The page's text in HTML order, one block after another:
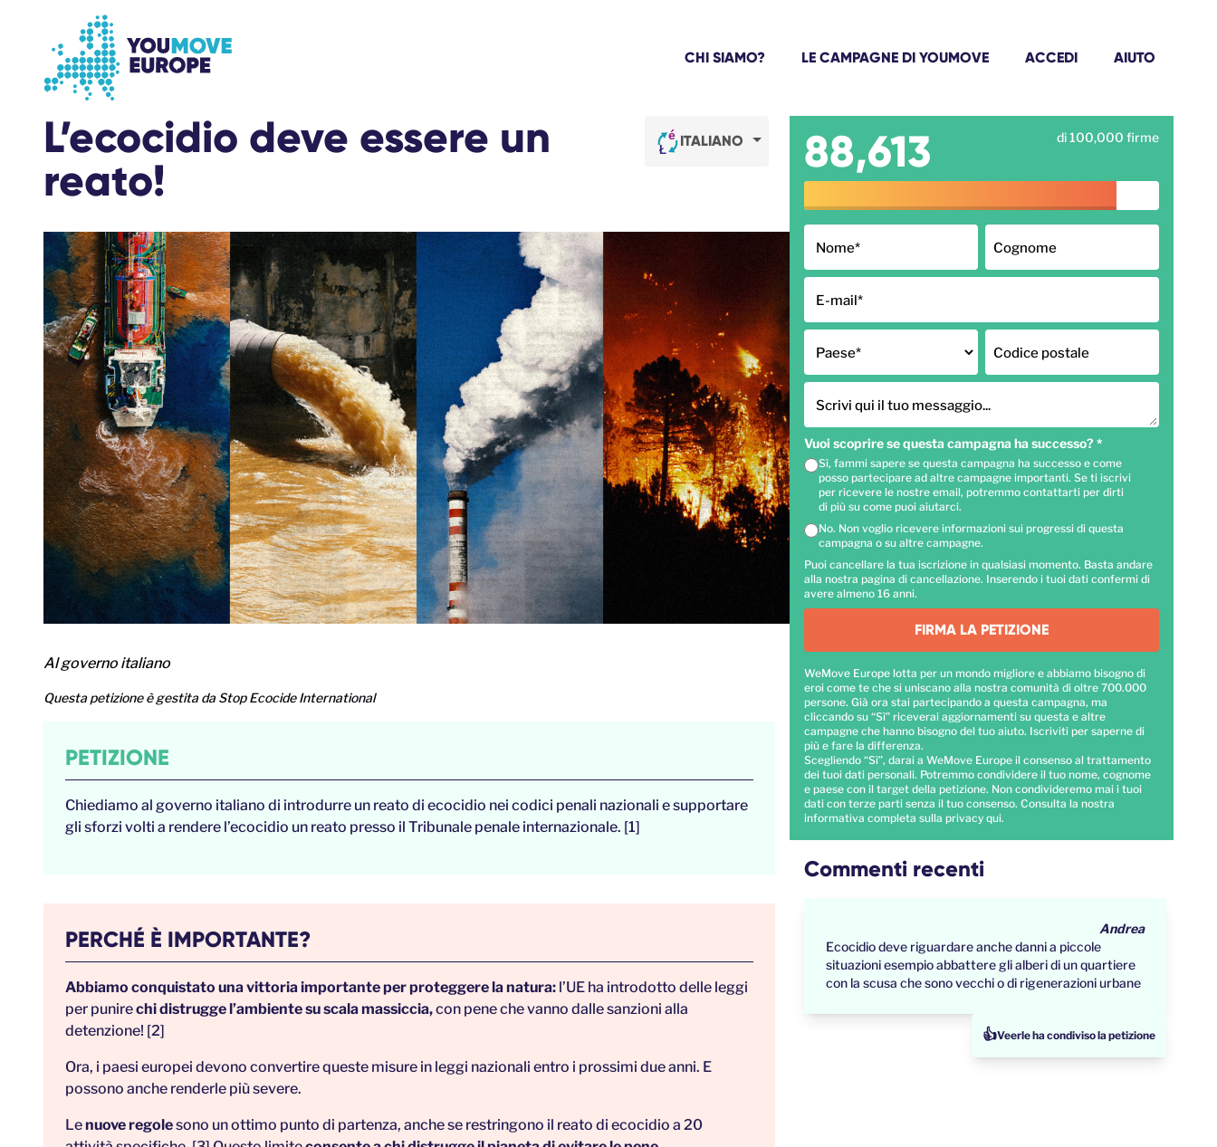
CHI SIAMO? LE CAMPAGNE DI YOUMOVE ACCEDI AIUTO
ITALIANO
L’ecocidio deve essere un
reato!
Al governo italiano
Questa petizione è gestita da Stop Ecocide International
PETIZIONE
Chiediamo al governo italiano di introdurre un reato di ecocidio nei codici penali nazionali e supportare
gli sforzi volti a rendere l’ecocidio un reato presso il Tribunale penale internazionale. [1]
PERCHÉ È IMPORTANTE?
Abbiamo conquistato una vittoria importante per proteggere la natura: l’UE ha introdotto delle leggi
per punirechi distrugge l’ambiente su scala massiccia,con pene che vanno dalle sanzioni alla
detenzione! [2]
Ora, i paesi europei devono convertire queste misure in leggi nazionali entro i prossimi due anni. E
possono anche renderle più severe.
Lenuove regolesono un ottimo punto di partenza, anche se restringono il reato di ecocidio a 20
88,613 di 100,000 firme
Nome* Cognome
E-mail*
Paese* Codice postale
Scrivi qui il tuo messaggio...
Vuoi scoprire se questa campagna ha successo? *
Sì, fammi sapere se questa campagna ha successo e come
posso partecipare ad altre campagne importanti. Se ti iscrivi
per ricevere le nostre email, potremmo contattarti per dirti
di più su come puoi aiutarci.
No. Non voglio ricevere informazioni sui progressi di questa
campagna o su altre campagne.
Puoi cancellare la tua iscrizione in qualsiasi momento. Basta andare
alla nostra pagina di cancellazione. Inserendo i tuoi dati confermi di
avere almeno 16 anni.
FIRMA LA PETIZIONE
WeMove Europe lotta per un mondo migliore e abbiamo bisogno di
eroi come te che si uniscano alla nostra comunità di oltre 700.000
persone. Già ora stai partecipando a questa campagna, ma
cliccando su “Sì” riceverai aggiornamenti su questa e altre
campagne che hanno bisogno del tuo aiuto. Iscriviti per saperne di
più e fare la differenza.
Scegliendo “Sì”, darai a WeMove Europe il consenso al trattamento
dei tuoi dati personali. Potremmo condividere il tuo nome, cognome
e paese con il target della petizione. Non condivideremo mai i tuoi
dati con terze parti senza il tuo consenso. Consulta la nostra
informativa completa sulla privacy qui.
Commenti recenti
Andrea
Ecocidio deve riguardare anche danni a piccole
situazioni esempio abbattere gli alberi di un quartiere
con la scusa che sono vecchi o di rigenerazioni urbane
Micaela ha appena firmato la petizione